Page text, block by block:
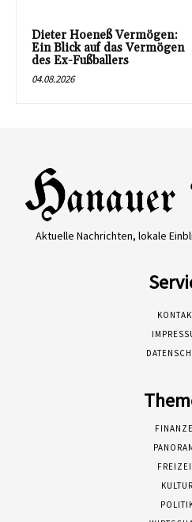
Dieter Hoeneß Vermögen:
Ein Blick auf das Vermögen
des Ex-Fußballers
04.08.2026
Aktuelle Nachrichten, lokale
KULTUR